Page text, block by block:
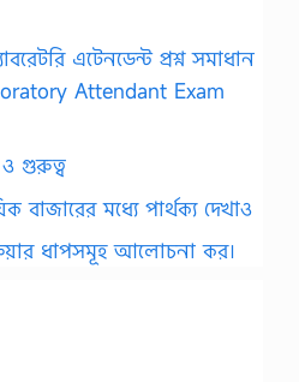
এটেনডেন্ট প্রশ্ন সমাধান
Attendant Exam
ও গুরুত্ব
বাজারের মধ্যে পার্থক্য দেখাও
ধাপসমূহ আলোচনা কর।